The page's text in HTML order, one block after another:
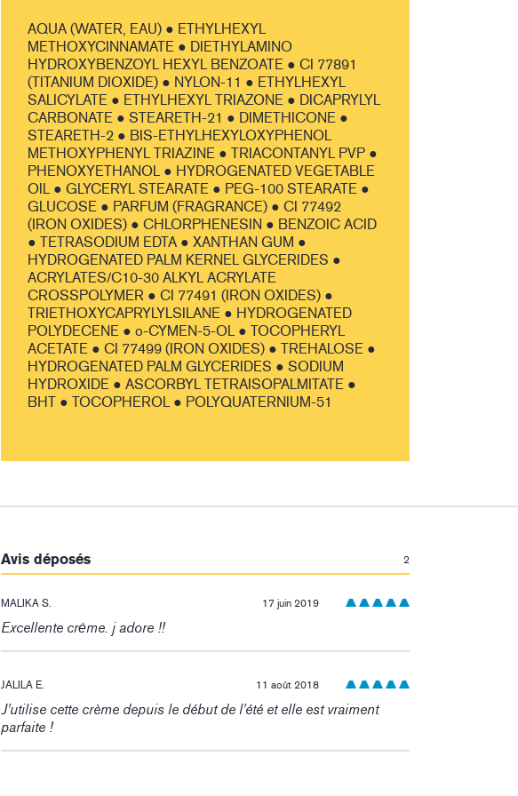
AQUA (WATER, EAU) ● ETHYLHEXYL
METHOXYCINNAMATE ● DIETHYLAMINO
HYDROXYBENZOYL HEXYL BENZOATE ● CI 77891
(TITANIUM DIOXIDE) ● NYLON-11 ● ETHYLHEXYL
SALICYLATE ● ETHYLHEXYL TRIAZONE ● DICAPRYLYL
CARBONATE ● STEARETH-21 ● DIMETHICONE ●
STEARETH-2 ● BIS-ETHYLHEXYLOXYPHENOL
METHOXYPHENYL TRIAZINE ● TRIACONTANYL PVP ●
PHENOXYETHANOL ● HYDROGENATED VEGETABLE
OIL ● GLYCERYL STEARATE ● PEG-100 STEARATE ●
GLUCOSE ● PARFUM (FRAGRANCE) ● CI 77492
(IRON OXIDES) ● CHLORPHENESIN ● BENZOIC ACID
● TETRASODIUM EDTA ● XANTHAN GUM ●
HYDROGENATED PALM KERNEL GLYCERIDES ●
ACRYLATES/C10-30 ALKYL ACRYLATE
CROSSPOLYMER ● CI 77491 (IRON OXIDES) ●
TRIETHOXYCAPRYLYLSILANE ● HYDROGENATED
POLYDECENE ● o-CYMEN-5-OL ● TOCOPHERYL
ACETATE ● CI 77499 (IRON OXIDES) ● TREHALOSE ●
HYDROGENATED PALM GLYCERIDES ● SODIUM
HYDROXIDE ● ASCORBYL TETRAISOPALMITATE ●
BHT ● TOCOPHEROL ● POLYQUATERNIUM-51
Avis déposés: 2
MALIKA S. 17 juin 2019
Excellente crėme. j adore !!
JALILA E. 11 août 2018
J'utilise cette crème depuis le début de l'été et elle est vraiment
parfaite !